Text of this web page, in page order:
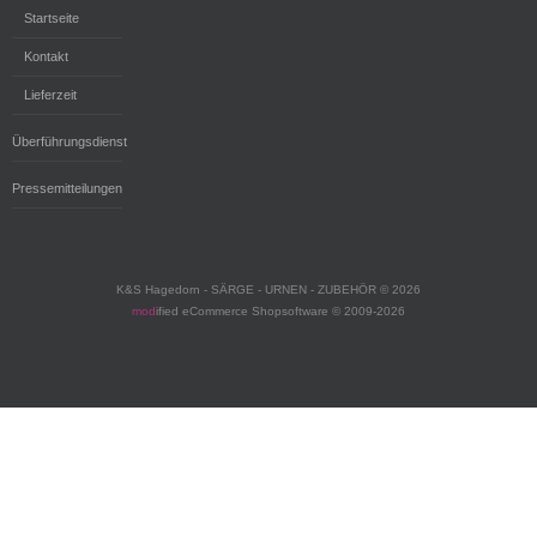
Startseite
Kontakt
Lieferzeit
Überführungsdienst
Pressemitteilungen
K&S Hagedorn - SÄRGE - URNEN - ZUBEHÖR © 2026
modified eCommerce Shopsoftware © 2009-2026